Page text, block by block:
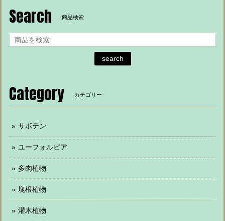
Search 商品検索
search
Category カテゴリー
サボテン
ユーフォルビア
多肉植物
塊根植物
灌木植物